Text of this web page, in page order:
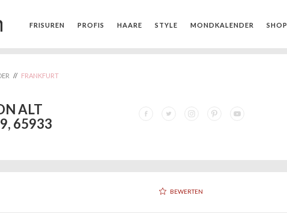
FRISUREN PROFIS HAARE STYLE MONDKALENDER SHOP
// FRANKFURT
ALT
65933
BEWERTEN